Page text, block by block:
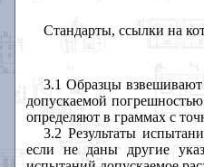
Стандарты, ссылки на
3.1 Образцы взвешивают
допускаемой
определяют в граммах с
3.2 Результаты
если не даны другие